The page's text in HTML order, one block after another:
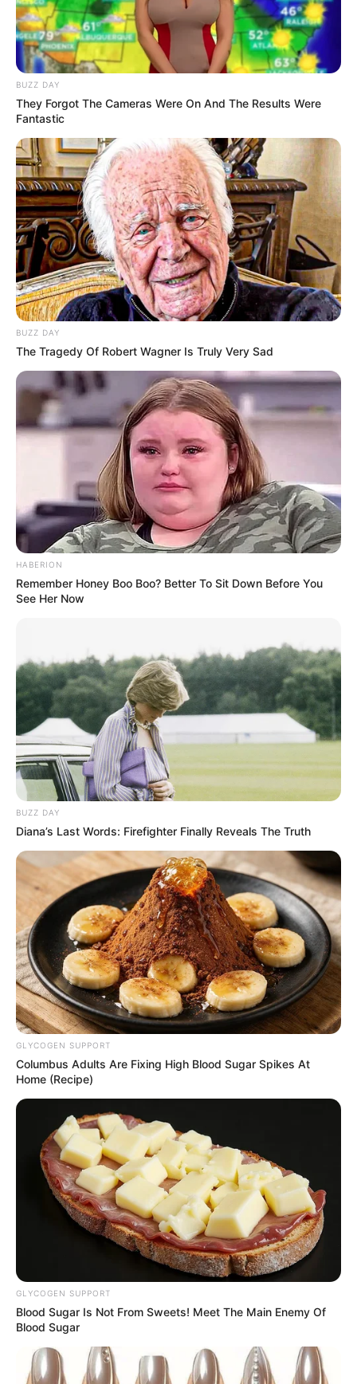
Serem! 9 Chat Ojek Online &
Pelanggan Ini Bikin Auto
Merinding
Bikin Ngakak, 10 Potret
Cosplay Murah Pakai Bahan
Seadanya
Anti Mainstream, 10 Cara
Membawa Barang Belanjaan
Versi Warga Thailand
Langka Banget! 10 Pose Lucu
Katak yang Bikin Ketawa
Gemes
Ambyar! 10 Kalimat Baper
Pakai Bahasa Jawa Ini Bikin
Galau Abis
BUZZ DAY
They Forgot The Cameras Were On And The Results Were
Fantastic
BUZZ DAY
The Tragedy Of Robert Wagner Is Truly Very Sad
HABERION
Remember Honey Boo Boo? Better To Sit Down Before You
See Her Now
BUZZ DAY
Diana’s Last Words: Firefighter Finally Reveals The Truth
GLYCOGEN SUPPORT
Columbus Adults Are Fixing High Blood Sugar Spikes At
Home (Recipe)
GLYCOGEN SUPPORT
Blood Sugar Is Not From Sweets! Meet The Main Enemy Of
Blood Sugar